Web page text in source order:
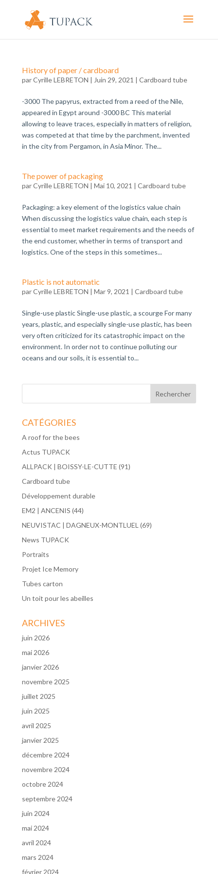
History of paper / cardboard
parCyrille LEBRETON | Juin 29, 2021 | Cardboard tube
-3000 The papyrus, extracted from a reed of the Nile,
appeared in Egypt around -3000 BC This material
allowing to leave traces, especially in matters of religion,
was competed at that time by the parchment, invented
in the city from Pergamon, in Asia Minor. The...
The power of packaging
parCyrille LEBRETON | Mai 10, 2021 | Cardboard tube
Packaging: a key element of the logistics value chain
When discussing the logistics value chain, each step is
essential to meet market requirements and the needs of
the end customer, whether in terms of transport and
logistics. One of the steps in this sometimes...
Plastic is not automatic
parCyrille LEBRETON | Mar 9, 2021 | Cardboard tube
Single-use plastic Single-use plastic, a scourge For many
years, plastic, and especially single-use plastic, has been
very often criticized for its catastrophic impact on the
environment. In order not to continue polluting our
oceans and our soils, it is essential to...
Rechercher
CATÉGORIES
A roof for the bees
Actus TUPACK
ALLPACK | BOISSY-LE-CUTTE (91)
Cardboard tube
Développement durable
EM2 | ANCENIS (44)
NEUVISTAC | DAGNEUX-MONTLUEL (69)
News TUPACK
Portraits
Projet Ice Memory
Tubes carton
Un toit pour les abeilles
ARCHIVES
juin 2026
mai 2026
janvier 2026
novembre 2025
juillet 2025
juin 2025
avril 2025
janvier 2025
décembre 2024
novembre 2024
octobre 2024
septembre 2024
juin 2024
mai 2024
avril 2024
mars 2024
février 2024